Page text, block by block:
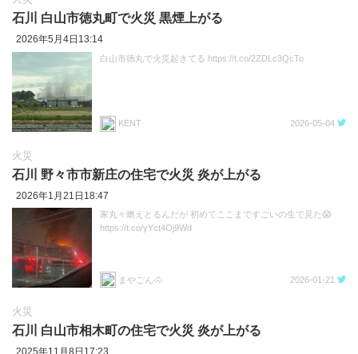
石川 白山市徳丸町で火災 黒煙上がる
2026年5月4日13:14
白山市徳丸で火災起きてる https://t.co/2ZDLc3QcTo
KENT 2026-05-04
火災
石川 野々市市新庄の住宅で火災 炎が上がる
2026年1月21日18:47
家丸々燃えとるんだが 初めてここまですごいの生で見た😱
https://t.co/yYct4Oj9Wd
まやごん🐴 2026-01-21
火災
石川 白山市相木町の住宅で火災 炎が上がる
2025年11月8日17:23